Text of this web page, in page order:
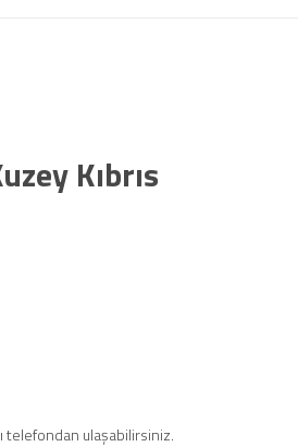
Kıbrıs
telefondan ulaşabilirsiniz.